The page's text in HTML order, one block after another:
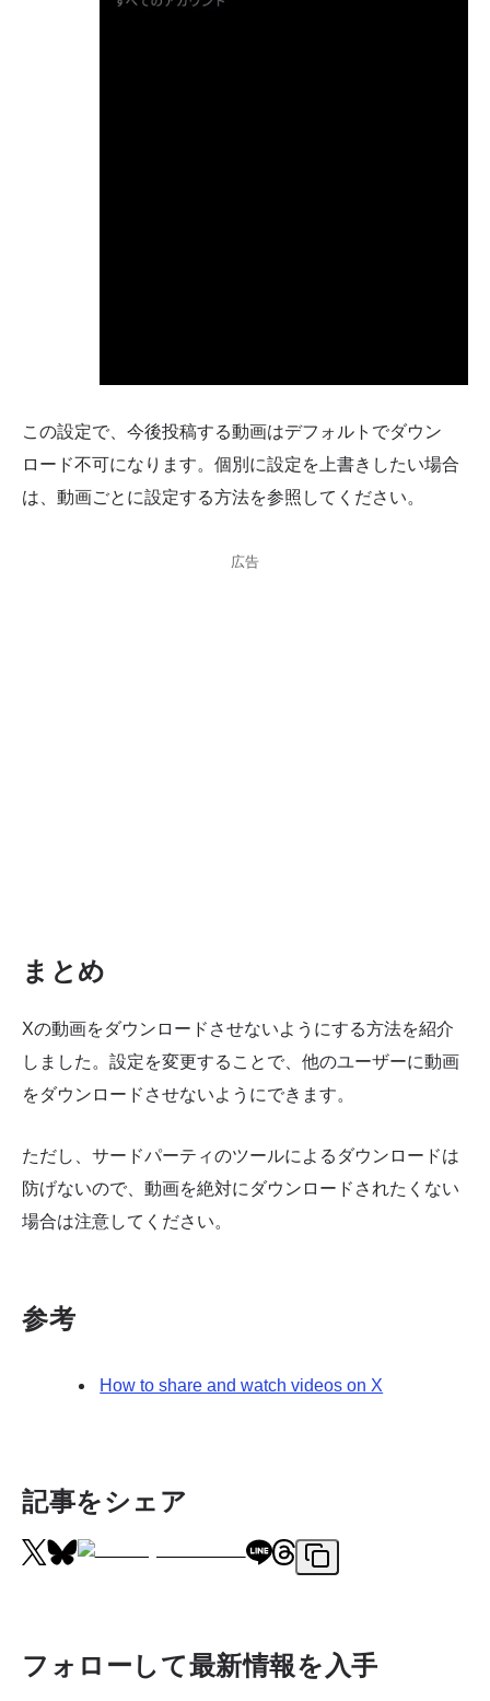
この設定で、今後投稿する動画はデフォルトでダウン
ロード不可になります。個別に設定を上書きしたい場合
は、動画ごとに設定する方法を参照してください。
広告
まとめ
Xの動画をダウンロードさせないようにする方法を紹介
しました。設定を変更することで、他のユーザーに動画
をダウンロードさせないようにできます。
ただし、サードパーティのツールによるダウンロードは
防げないので、動画を絶対にダウンロードされたくない
場合は注意してください。
参考
How to share and watch videos on X
記事をシェア
フォローして最新情報を入手